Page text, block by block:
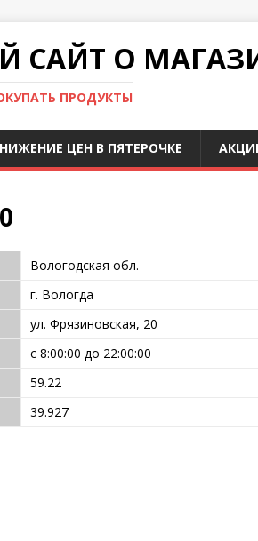
О
ПРОДУКТЫ
ЦЕН В ПЯТЕРОЧКЕ
Вологодская обл.
г. Вологда
ул. Фрязиновская, 20
с 8:00:00 до 22:00:00
59.22
39.927